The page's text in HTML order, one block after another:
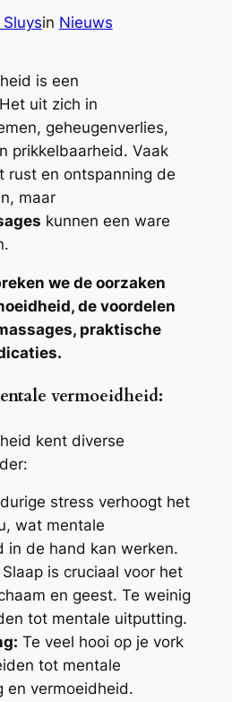
in Nieuws
is een
uit zich in
geheugenverlies,
prikkelbaarheid. Vaak
rust en ontspanning de
maar
kunnen een ware
we de oorzaken
de voordelen
praktische
vermoeidheid:
kent diverse
stress verhoogt het
wat mentale
in de hand kan werken.
Slaap is cruciaal voor het
en geest. Te weinig
tot mentale uitputting.
Te veel hooi op je vork
tot mentale
en vermoeidheid.